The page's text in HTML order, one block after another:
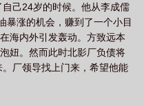
厂厂长最新章节 我是电影厂厂
是电影厂厂长目录 华娱1990我是电
长无错版 我是电影厂厂长有生
长 Libahao 我是电影厂厂长免
己24岁的时候。他从李成儒
暴涨的机会，赚到了一个小目
海内外引发轰动。方致远本
妞。然而此时北影厂负债将
厂领导找上门来，希望他能